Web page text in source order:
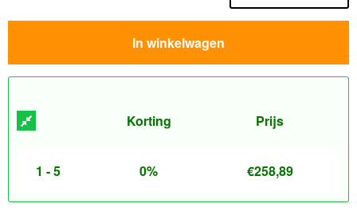
In winkelwagen
Korting Prijs
1 - 5 0% €258,89